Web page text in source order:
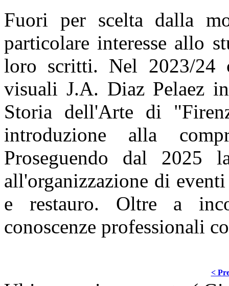
Fuori per scelta dalla
particolare interesse allo
loro scritti. Nel 2023/24
visuali J.A. Diaz Pelaez
Storia dell'Arte di
introduzione alla
Proseguendo dal 2025
all'organizzazione di
e restauro. Oltre a
conoscenze professionali
<